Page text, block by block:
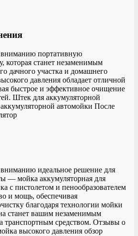
портативную
которая станет незаменимым
дачного участка и домашнего
давления обладает отличной
быстрое и эффективное очищение
Штек для аккумуляторной
автомойки После
идеальное решение для
— мойка аккумуляторная для
с пистолетом и пенообразователем
и мощь, обеспечивая
благодаря технологии мойки
станет вашим незаменимым
транспортным средством. Отзывы о
высокого давления обзор